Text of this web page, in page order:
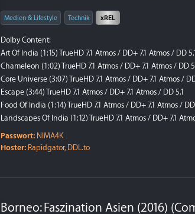
Medien & Lifestyle Technik xREL
Dolby Content:
Art Of India (1:15) TrueHD 7.1 Atmos / DD+ 7.1 Atmos / DD 5.1
Chameleon (1:02) TrueHD 7.1 Atmos / DD+ 7.1 Atmos / DD
Core Universe (3:07) TrueHD 7.1 Atmos / DD+ 7.1 Atmos /
Escape (3:44) TrueHD 7.1 Atmos / DD+ 7.1 Atmos / DD 5.1
Food Of India (1:14) TrueHD 7.1 Atmos / DD+ 7.1 Atmos / DD
Landscapes Of India (1:12) TrueHD 7.1 Atmos / DD+ 7.1
Leviathan (0:43)...weiterlesen
Passwort: NIMA4K
Hoster: Rapidgator, DDL.to
Borneo: Faszination Asien (2016)